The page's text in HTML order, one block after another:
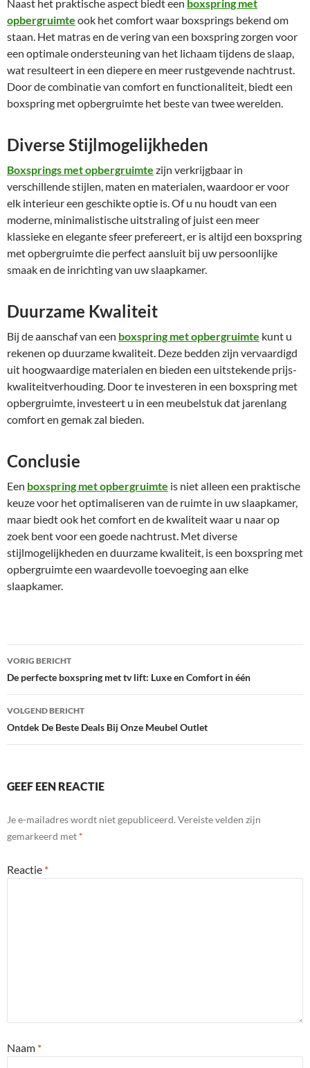
Naast het praktische aspect biedt een boxspring met
opbergruimte ook het comfort waar boxsprings bekend om
staan. Het matras en de vering van een boxspring zorgen voor
een optimale ondersteuning van het lichaam tijdens de slaap,
wat resulteert in een diepere en meer rustgevende nachtrust.
Door de combinatie van comfort en functionaliteit, biedt een
boxspring met opbergruimte het beste van twee werelden.
Diverse Stijlmogelijkheden
Boxsprings met opbergruimte zijn verkrijgbaar in
verschillende stijlen, maten en materialen, waardoor er voor
elk interieur een geschikte optie is. Of u nu houdt van een
moderne, minimalistische uitstraling of juist een meer
klassieke en elegante sfeer prefereert, er is altijd een boxspring
met opbergruimte die perfect aansluit bij uw persoonlijke
smaak en de inrichting van uw slaapkamer.
Duurzame Kwaliteit
Bij de aanschaf van een boxspring met opbergruimte kunt u
rekenen op duurzame kwaliteit. Deze bedden zijn vervaardigd
uit hoogwaardige materialen en bieden een uitstekende prijs-
kwaliteitverhouding. Door te investeren in een boxspring met
opbergruimte, investeert u in een meubelstuk dat jarenlang
comfort en gemak zal bieden.
Conclusie
Een boxspring met opbergruimte is niet alleen een praktische
keuze voor het optimaliseren van de ruimte in uw slaapkamer,
maar biedt ook het comfort en de kwaliteit waar u naar op
zoek bent voor een goede nachtrust. Met diverse
stijlmogelijkheden en duurzame kwaliteit, is een boxspring met
opbergruimte een waardevolle toevoeging aan elke
slaapkamer.
Bericht
navigatie
VORIG BERICHT
De perfecte boxspring met tv lift: Luxe en Comfort in één
VOLGEND BERICHT
Ontdek De Beste Deals Bij Onze Meubel Outlet
GEEF EEN REACTIE
Je e-mailadres wordt niet gepubliceerd. Vereiste velden zijn
gemarkeerd met *
Reactie *
Naam *